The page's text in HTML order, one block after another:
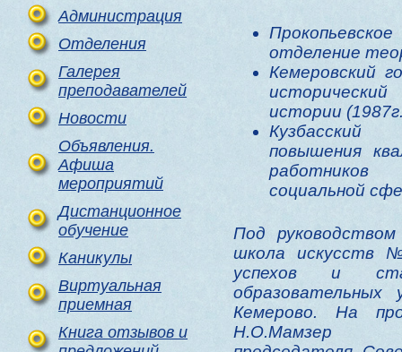
Администрация
Отделения
Галерея
преподавателей
Новости
Объявления.
Афиша
мероприятий
Дистанционное
обучение
Каникулы
Виртуальная
приемная
Книга отзывов и
отделение
Кемеровский
истории
Кузбасский
повышения
социальной
Под
школа искусств
успехов и
образовательных
Кемерово. На
Н.О.Мамзер